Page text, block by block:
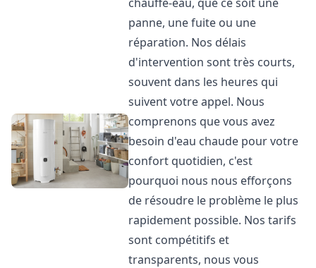
panne, une fuite ou une
réparation. Nos délais
d'intervention sont très courts,
souvent dans les heures qui
suivent votre appel. Nous
comprenons que vous avez
besoin d'eau chaude pour votre
confort quotidien, c'est
pourquoi nous nous efforçons
de résoudre le problème le plus
rapidement possible. Nos tarifs
sont compétitifs et
transparents, nous vous